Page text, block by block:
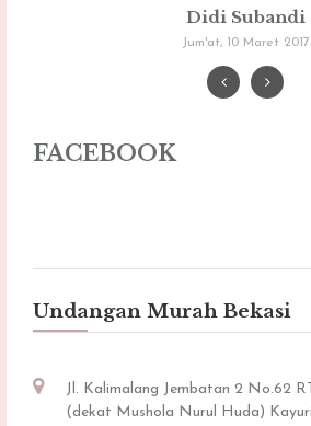
Didi Subandi
Jum'at, 10 Maret 2017
FACEBOOK
Undangan Murah Bekasi
Jl. Kalimalang Jembatan 2 No.62
(dekat Mushola Nurul Huda)